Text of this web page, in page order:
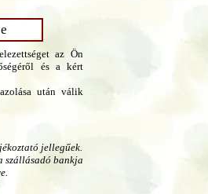
az Ön
és a kért
után válik
jellegűek.
szállásadó bankja